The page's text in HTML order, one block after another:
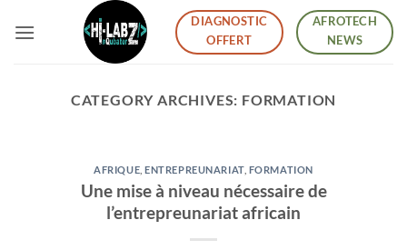
DIAGNOSTIC
OFFERT
AFROTECH
NEWS
CATEGORY ARCHIVES: FORMATION
AFRIQUE ,ENTREPREUNARIAT, FORMATION
Une mise à niveau nécessaire de
l’entrepreunariat africain